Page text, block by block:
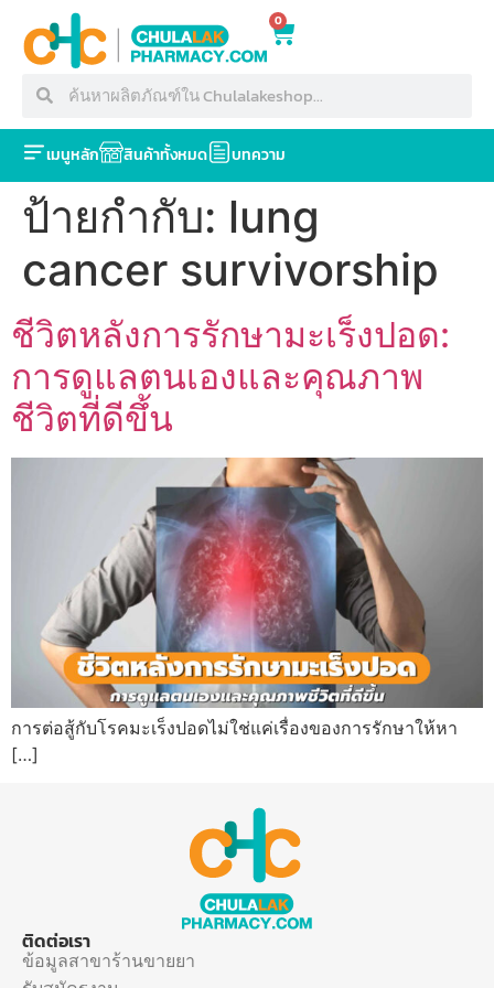
0
เมนูหลัก สินค้าทั้งหมด บทความ
ป้ายกำกับ: lung
cancer survivorship
ชีวิตหลังการรักษามะเร็งปอด:
การดูแลตนเองและคุณภาพ
ชีวิตที่ดีขึ้น
การต่อสู้กับโรคมะเร็งปอดไม่ใช่แค่เรื่องของการรักษาให้หา
[…]
ติดต่อเรา
ข้อมูลสาขาร้านขายยา